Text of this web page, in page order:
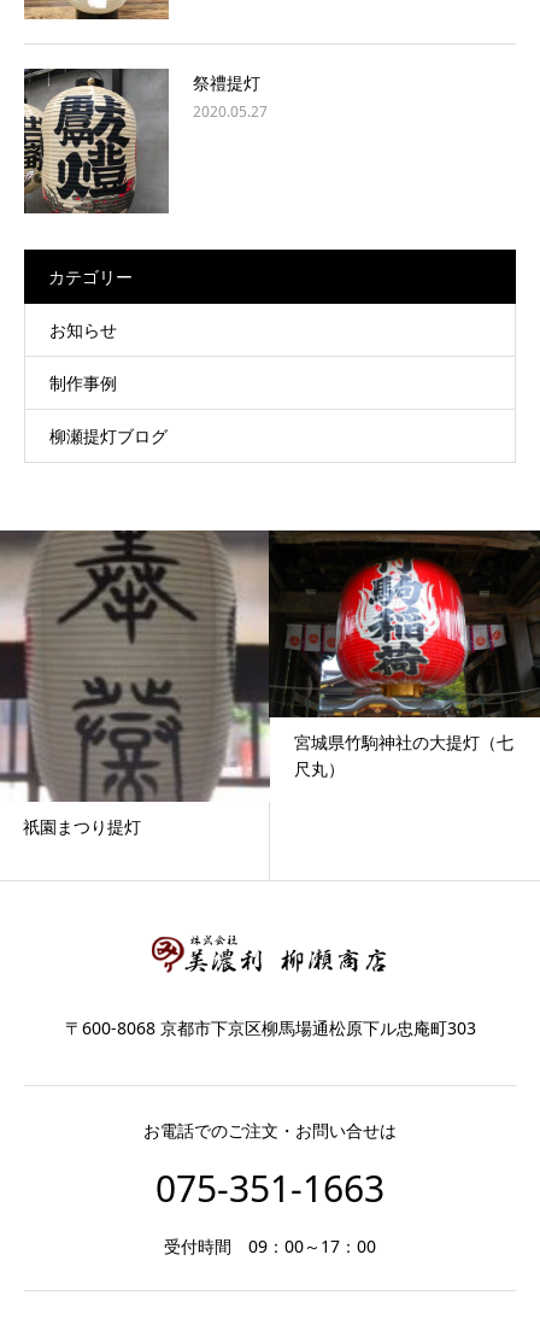
祭禮提灯
2020.05.27
カテゴリー
お知らせ
制作事例
柳瀬提灯ブログ
祇園まつり提灯
宮城県竹駒神社の大提灯（七
尺丸）
〒600-8068 京都市下京区柳馬場通松原下ル忠庵町303
お電話でのご注文・お問い合せは
075-351-1663
受付時間 09：00～17：00